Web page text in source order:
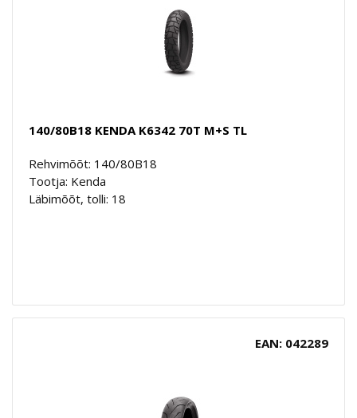
140/80B18 KENDA K6342 70T M+S TL
Rehvimõõt: 140/80B18
Tootja: Kenda
Läbimõõt, tolli: 18
EAN: 042289